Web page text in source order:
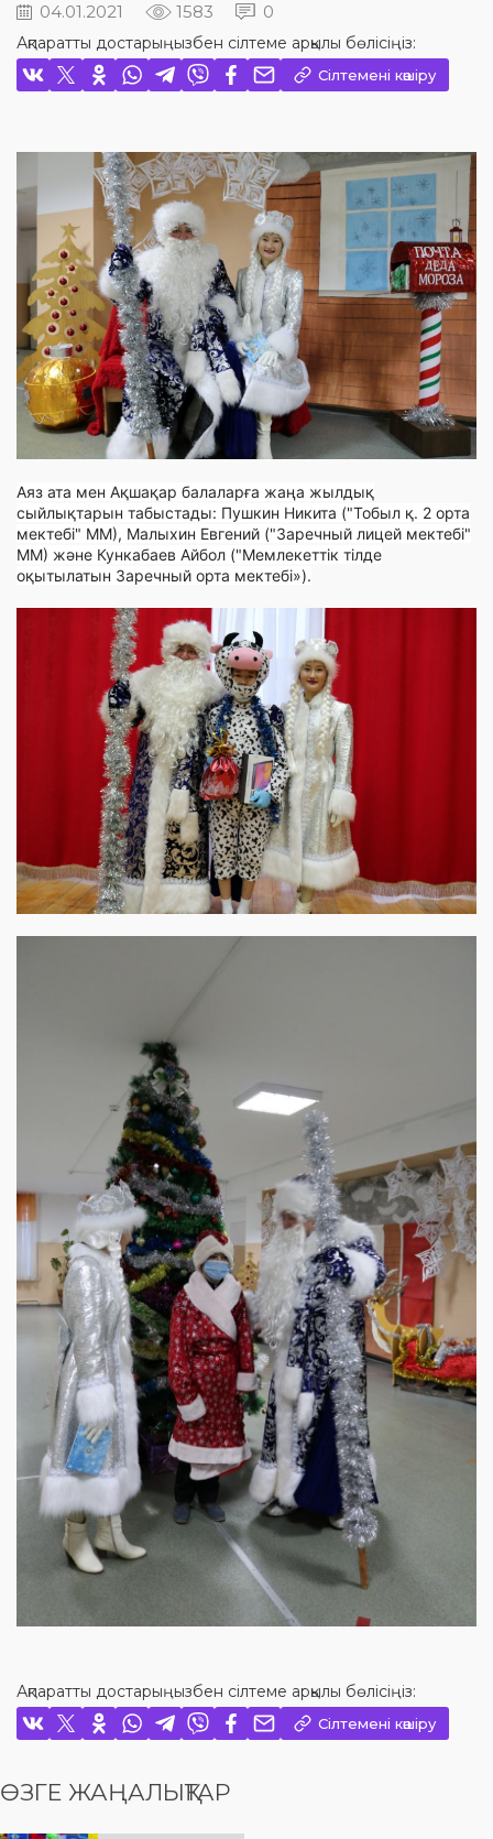
04.01.2021 1583 0
Ақпаратты достарыңызбен сілтеме арқылы бөлісіңіз:
Сілтемені көшіру
Аяз ата мен Ақшақар балаларға жаңа жылдық
сыйлықтарын табыстады: Пушкин Никита ("Тобыл қ. 2 орта
мектебі" ММ), Малыхин Евгений ("Заречный лицей мектебі"
ММ) және Кункабаев Айбол ("Мемлекеттік тілде
оқытылатын Заречный орта мектебі»).
Ақпаратты достарыңызбен сілтеме арқылы бөлісіңіз:
Сілтемені көшіру
ӨЗГЕ ЖАҢАЛЫҚТАР